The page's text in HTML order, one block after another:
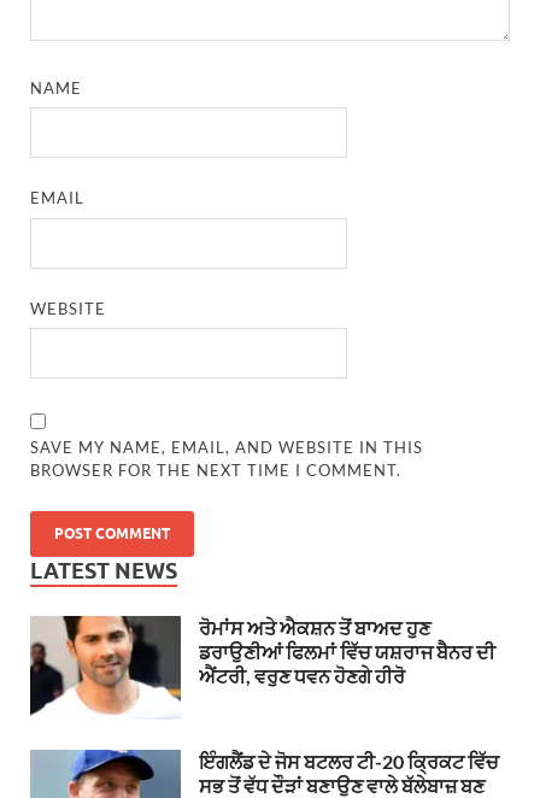
NAME
EMAIL
WEBSITE
SAVE MY NAME, EMAIL, AND WEBSITE IN THIS
BROWSER FOR THE NEXT TIME I COMMENT.
LATEST NEWS
ਰੋਮਾਂਸ ਅਤੇ ਐਕਸ਼ਨ ਤੋਂ ਬਾਅਦ ਹੁਣ
ਡਰਾਉਣੀਆਂ ਫਿਲਮਾਂ ਵਿੱਚ ਯਸ਼ਰਾਜ ਬੈਨਰ ਦੀ
ਐਂਟਰੀ, ਵਰੁਣ ਧਵਨ ਹੋਣਗੇ ਹੀਰੋ
ਇੰਗਲੈਂਡ ਦੇ ਜੋਸ ਬਟਲਰ ਟੀ-20 ਕ੍ਰਿਕਟ ਵਿੱਚ
ਸਭ ਤੋਂ ਵੱਧ ਦੌੜਾਂ ਬਣਾਉਣ ਵਾਲੇ ਬੱਲੇਬਾਜ਼ ਬਣ